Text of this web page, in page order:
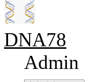
DNA78
Admin